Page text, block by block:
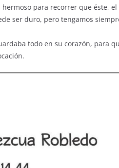
para recorrer que éste, el
ser duro, pero tengamos
todo en su corazón, para